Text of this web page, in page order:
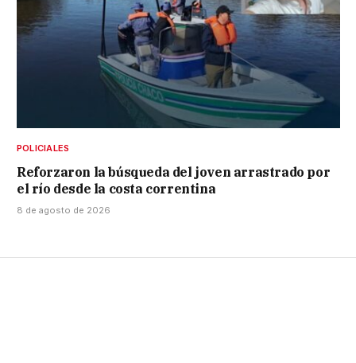
POLICIALES
Reforzaron la búsqueda del joven arrastrado por
el río desde la costa correntina
8 de agosto de 2026